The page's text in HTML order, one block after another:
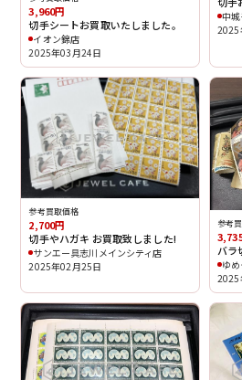
3,960円
切手シートお買取いたしました。
イオン錦店
2025年03月24日
中
2025
参考買取価格
2,700円
切手やハガキ お買取致しました!
サンエー具志川メインシティ店
2025年02月25日
参考
バラ
ゆ
2025